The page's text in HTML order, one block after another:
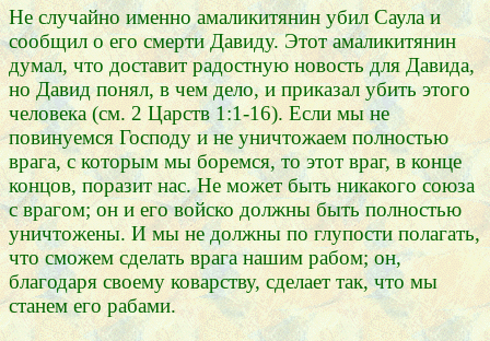
Не случайно именно амаликитянин убил Саула и
сообщил о его смерти Давиду. Этот амаликитянин
думал, что доставит радостную новость для Давида,
но Давид понял, в чем дело, и приказал убить этого
человека (см. 2 Царств 1:1-16). Если мы не
повинуемся Господу и не уничтожаем полностью
врага, с которым мы боремся, то этот враг, в конце
концов, поразит нас. Не может быть никакого союза
с врагом; он и его войско должны быть полностью
уничтожены. И мы не должны по глупости полагать,
что сможем сделать врага нашим рабом; он,
благодаря своему коварству, сделает так, что мы
станем его рабами.